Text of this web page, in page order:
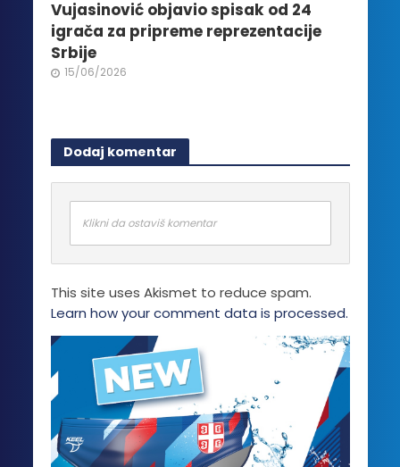
Vujasinović objavio spisak od 24
igrača za pripreme reprezentacije
Srbije
15/06/2026
Dodaj komentar
Klikni da ostaviš komentar
This site uses Akismet to reduce spam.
Learn how your comment data is processed.